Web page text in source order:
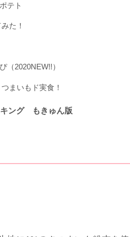
テト
た！
（2020NEW!!）
まいもド実食！
ング もきゅん版